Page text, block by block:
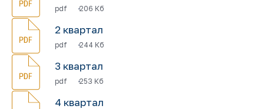
pdf 206 Кб
2 квартал
pdf 244 Кб
3 квартал
pdf 253 Кб
4 квартал